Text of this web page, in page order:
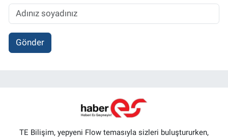
Gönder
TE Bilişim, yepyeni Flow temasıyla sizleri buluştururken,